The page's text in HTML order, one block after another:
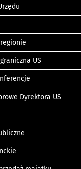
US
Dyrektora US